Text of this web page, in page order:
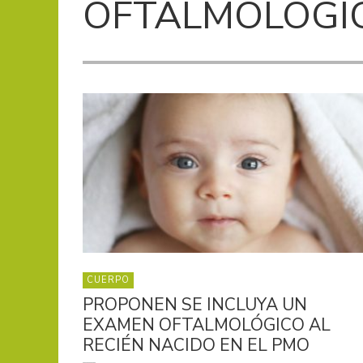
CUERPO
PROPONEN SE INCLUYA UN
EXAMEN OFTALMOLÓGICO AL
RECIÉN NACIDO EN EL PMO